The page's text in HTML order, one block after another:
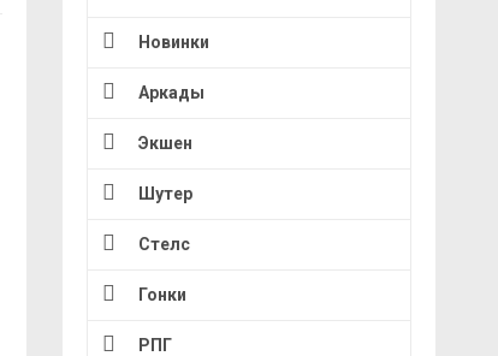
Новинки
Аркады
Экшен
Шутер
Стелс
Гонки
РПГ